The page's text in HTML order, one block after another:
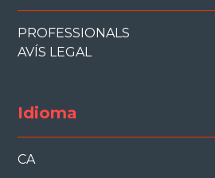
PROFESSIONALS
AVÍS LEGAL
Idioma
CA